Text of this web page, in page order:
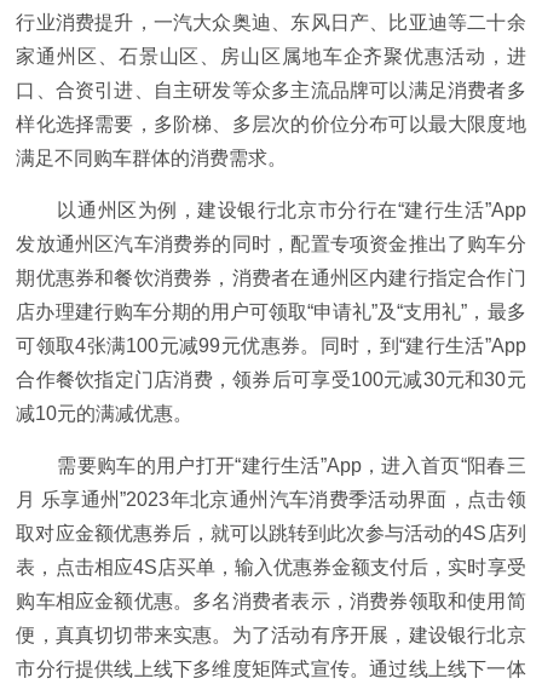
行业消费提升，一汽大众奥迪、东风日产、比亚迪等二十余
家通州区、石景山区、房山区属地车企齐聚优惠活动，进
口、合资引进、自主研发等众多主流品牌可以满足消费者多
样化选择需要，多阶梯、多层次的价位分布可以最大限度地
满足不同购车群体的消费需求。
以通州区为例，建设银行北京市分行在“建行生活”App
发放通州区汽车消费券的同时，配置专项资金推出了购车分
期优惠券和餐饮消费券，消费者在通州区内建行指定合作门
店办理建行购车分期的用户可领取“申请礼”及“支用礼”，最多
可领取4张满100元减99元优惠券。同时，到“建行生活”App
合作餐饮指定门店消费，领券后可享受100元减30元和30元
减10元的满减优惠。
需要购车的用户打开“建行生活”App，进入首页“阳春三
月 乐享通州”2023年北京通州汽车消费季活动界面，点击领
取对应金额优惠券后，就可以跳转到此次参与活动的4S店列
表，点击相应4S店买单，输入优惠券金额支付后，实时享受
购车相应金额优惠。多名消费者表示，消费券领取和使用简
便，真真切切带来实惠。为了活动有序开展，建设银行北京
市分行提供线上线下多维度矩阵式宣传。通过线上线下一体